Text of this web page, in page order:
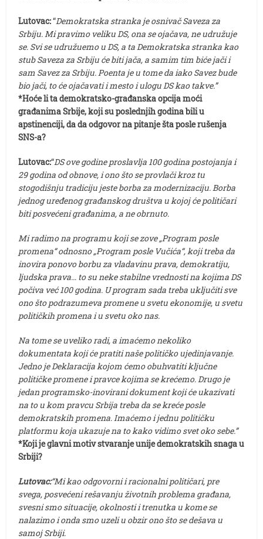
Lutovac:“Demokratska stranka je osnivač Saveza za
Srbiju. Mi pravimo veliku DS, ona se ojačava, ne udružuje
se. Svi se udružuemo u DS, a ta Demokratska stranka kao
stub Saveza za Srbiju će biti jača, a samim tim biće jači i
sam Savez za Srbiju. Poenta je u tome da iako Savez bude
bio jači, to će ojačavati i mesto i ulogu DS kao takve.”
*Hoće li ta demokratsko-građanska opcija moći
građanima Srbije, koji su poslednjih godina bili u
apstinenciji, da da odgovor na pitanje šta posle rušenja
SNS-a?
Lutovac:“DS ove godine proslavlja 100 godina postojanja i
29 godina od obnove, i ono što se provlači kroz tu
stogodišnju tradiciju jeste borba za modernizaciju. Borba
jednog uređenog građanskog društva u kojoj će političari
biti posvećeni građanima, a ne obrnuto.
Mi radimo na programu koji se zove „Program posle
promena“ odnosno „Program posle Vučića“, koji treba da
inovira ponovo borbu za vladavinu prava, demokratiju,
ljudska prava… to su neke stabilne vrednosti na kojima DS
počiva već 100 godina. U program sada treba uključiti sve
ono što podrazumeva promene u svetu ekonomije, u svetu
političkih promena i u svetu oko nas.
Na tome se uveliko radi, a imaćemo nekoliko
dokumentata koji će pratiti naše političko ujedinjavanje.
Jedno je Deklaracija kojom ćemo obuhvatiti ključne
političke promene i pravce kojima se krećemo. Drugo je
jedan programsko-inovirani dokument koji će ukazivati
na to u kom pravcu Srbija treba da se kreće posle
demokratskih promena. Imaćemo i jednu političku
platformu koja ukazuje na to kako vidimo svet oko sebe.”
*Koji je glavni motiv stvaranje unije demokratskih snaga u
Srbiji?
Lutovac:“Mi kao odgovorni i racionalni političari, pre
svega, posvećeni rešavanju životnih problema građana,
svesni smo situacije, okolnosti i trenutka u kome se
nalazimo i onda smo uzeli u obzir ono što se dešava u
samoj Srbiji.